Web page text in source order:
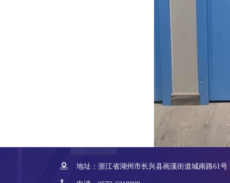
地址：浙江省湖州市长兴县画溪街道城南路61号